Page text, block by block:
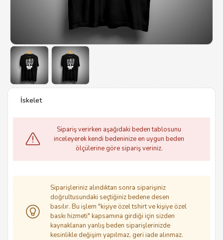
İskelet
Sipariş verirken aşağıdaki beden tablosunu
inceleyerek kendi bedeninize en uygun beden
ölçülerine göre sipariş veriniz.
Siparişleriniz alındıktan sonra siparişiniz
doğrultusundaki seçtiğiniz bedene desen
basılır. Bu işlem "kişiye özel tshirt ve kişiye özel
baskı hizmeti" kapsamına girdiği için sizden
kaynaklanan yanlış beden siparişlerinizde
kesinlikle değişim yapılmaz, geri iade alınmaz.